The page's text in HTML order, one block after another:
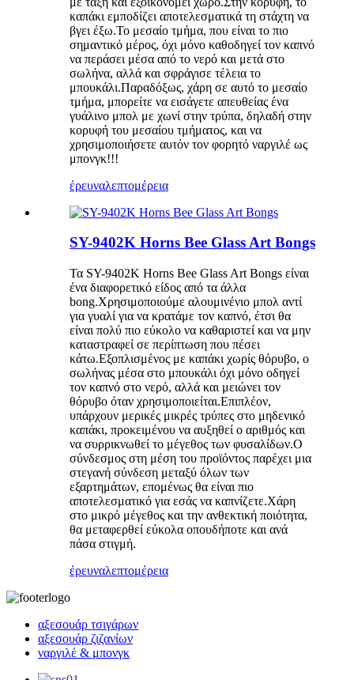
καπάκι εμποδίζει αποτελεσματικά τη στάχτη να
βγει έξω.Το μεσαίο τμήμα, που είναι το πιο
σημαντικό μέρος, όχι μόνο καθοδηγεί τον καπνό
να περάσει μέσα από το νερό και μετά στο
σωλήνα, αλλά και σφράγισε τέλεια το
μπουκάλι.Παραδόξως, χάρη σε αυτό το μεσαίο
τμήμα, μπορείτε να εισάγετε απευθείας ένα
γυάλινο μπολ με χωνί στην τρύπα, δηλαδή στην
κορυφή του μεσαίου τμήματος, και να
χρησιμοποιήσετε αυτόν τον φορητό ναργιλέ ως
μπονγκ!!!
έρευναλεπτομέρεια
SY-9402K Horns Bee Glass Art Bongs
Τα SY-9402K Horns Bee Glass Art Bongs είναι
ένα διαφορετικό είδος από τα άλλα
bong.Χρησιμοποιούμε αλουμινένιο μπολ αντί
για γυαλί για να κρατάμε τον καπνό, έτσι θα
είναι πολύ πιο εύκολο να καθαριστεί και να μην
καταστραφεί σε περίπτωση που πέσει
κάτω.Εξοπλισμένος με καπάκι χωρίς θόρυβο, ο
σωλήνας μέσα στο μπουκάλι όχι μόνο οδηγεί
τον καπνό στο νερό, αλλά και μειώνει τον
θόρυβο όταν χρησιμοποιείται.Επιπλέον,
υπάρχουν μερικές μικρές τρύπες στο μηδενικό
καπάκι, προκειμένου να αυξηθεί ο αριθμός και
να συρρικνωθεί το μέγεθος των φυσαλίδων.Ο
σύνδεσμος στη μέση του προϊόντος παρέχει μια
στεγανή σύνδεση μεταξύ όλων των
εξαρτημάτων, επομένως θα είναι πιο
αποτελεσματικό για εσάς να καπνίζετε.Χάρη
στο μικρό μέγεθος και την ανθεκτική ποιότητα,
θα μεταφερθεί εύκολα οπουδήποτε και ανά
πάσα στιγμή.
έρευναλεπτομέρεια
αξεσουάρ τσιγάρων
αξεσουάρ ζιζανίων
ναργιλέ & μπονγκ